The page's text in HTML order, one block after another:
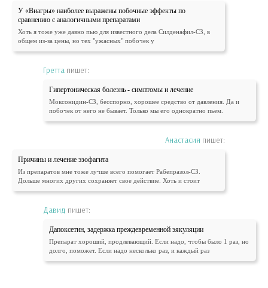
У «Виагры» наиболее выражены побочные эффекты по
сравнению с аналогичными препаратами
Хоть я тоже уже давно пью для известного дела Силденафил-СЗ, в
общем из-за цены, но тех "ужасных" побочек у
Гретта пишет:
Гипертоническая болезнь - симптомы и лечение
Моксонидин-СЗ, бесспорно, хорошее средство от давления. Да и
побочек от него не бывает. Только мы его однократно пьем.
Анастасия пишет:
Причины и лечение эзофагита
Из препаратов мне тоже лучше всего помогает Рабепразол-СЗ.
Дольше многих других сохраняет свое действие. Хоть и стоит
Давид пишет:
Дапоксетин, задержка преждевременной эякуляции
Препарат хороший, продлевающий. Если надо, чтобы было 1 раз, но
долго, поможет. Если надо несколько раз, и каждый раз